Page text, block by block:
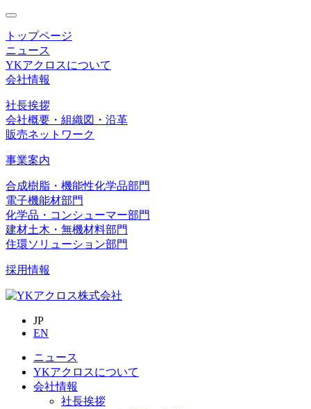
toggle
navigation
トップページ
ニュース
YKアクロスについて
会社情報
社長挨拶
会社概要・組織図・沿革
販売ネットワーク
事業案内
合成樹脂・機能性化学品部門
電子機能材部門
化学品・コンシューマー部門
建材土木・無機材料部門
住環ソリューション部門
採用情報
JP
EN
ニュース
YKアクロスについて
会社情報
社長挨拶